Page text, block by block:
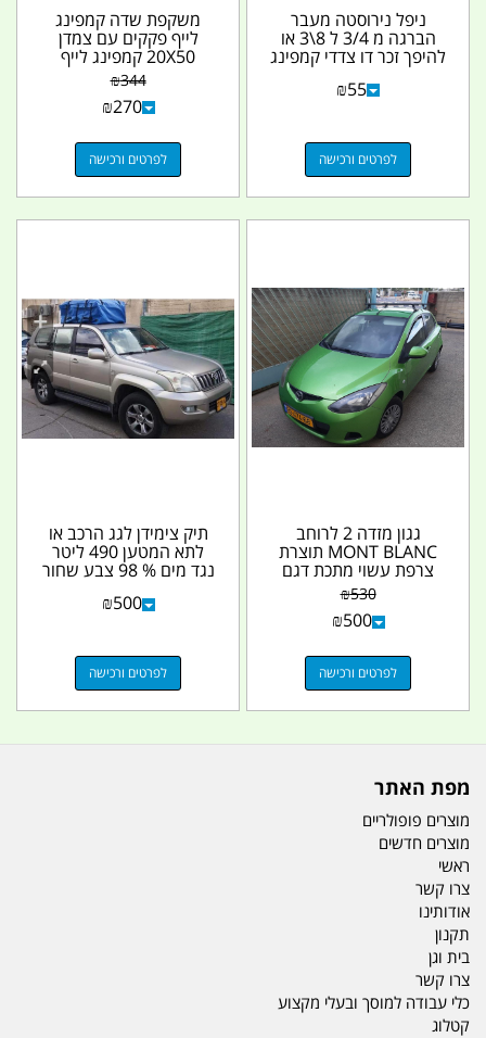
ניפל נירוסטה מעבר
הברגה מ 3/4 ל 8\3 או
להיפך זכר דו צדדי קמפינג
₪55
לפרטים ורכישה
משקפת שדה קמפינג
לייף פקקים עם צמדן
20X50 קמפינג לייף
₪344
₪270
לפרטים ורכישה
גגון מזדה 2 לרוחב
MONT BLANC תוצרת
צרפת עשוי מתכת דגם
AMX127 לרכב עם
הברגות על...
₪530
₪500
לפרטים ורכישה
תיק צימידן לגג הרכב או
לתא המטען 490 ליטר
נגד מים % 98 צבע שחור
₪500
לפרטים ורכישה
מפת האתר
מוצרים פופולריים
מוצרים חדשים
ראשי
צרו קשר
אודותינו
תקנון
בית וגן
צרו קשר
כלי עבודה למוסך ובעלי מקצוע
קטלוג